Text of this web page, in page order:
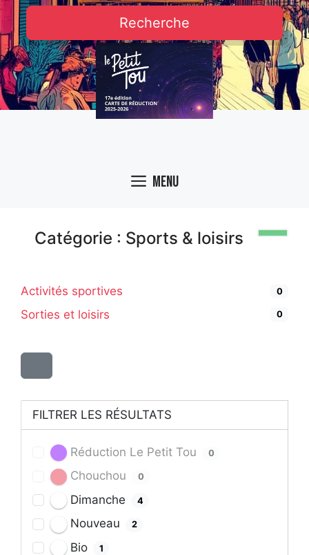
Recherche
Menu
Catégorie : Sports & loisirs
Activités sportives 0
Sorties et loisirs 0
FILTRER LES RÉSULTATS
Réduction Le Petit Tou 0
Chouchou 0
Dimanche 4
Nouveau 2
Bio 1